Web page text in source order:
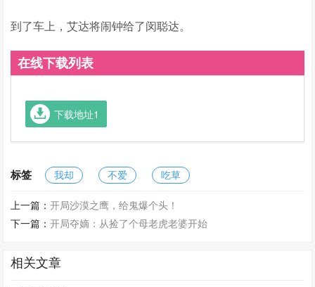
到了车上，艾达将闹钟给了闵聪达。
在线下载列表
下载地址1
标签 我却 不爱 吃草
上一篇：开局沙漠之鹰，给鬼爆个头！
下一篇：开局夺嫡：从捡了个母老虎老婆开始
相关文章